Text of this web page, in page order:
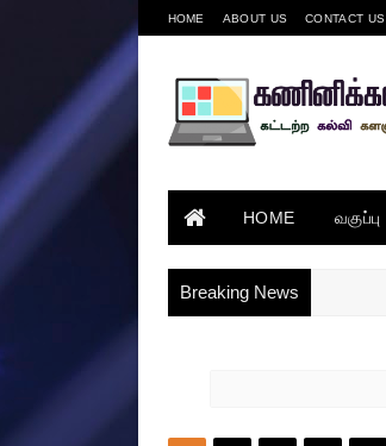
HOME ABOUT US CONTACT US
HOME வகுப்பு
Breaking News